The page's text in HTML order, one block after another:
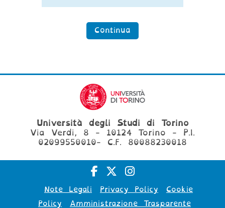
Continua
Università degli Studi di Torino
Via Verdi, 8 - 10124 Torino - P.I.
02099550010- C.F. 80088230018
Note Legali Privacy Policy
Cookie
Policy
Amministrazione Trasparente